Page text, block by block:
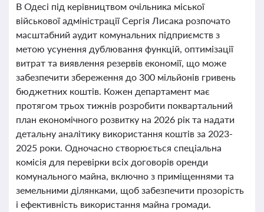
В Одесі під керівництвом очільника міської
військової адміністрації Сергія Лисака розпочато
масштабний аудит комунальних підприємств з
метою усунення дублювання функцій, оптимізації
витрат та виявлення резервів економії, що може
забезпечити збереження до 300 мільйонів гривень
бюджетних коштів. Кожен департамент має
протягом трьох тижнів розробити поквартальний
план економічного розвитку на 2026 рік та надати
детальну аналітику використання коштів за 2023-
2025 роки. Одночасно створюється спеціальна
комісія для перевірки всіх договорів оренди
комунального майна, включно з приміщеннями та
земельними ділянками, щоб забезпечити прозорість
і ефективність використання майна громади.